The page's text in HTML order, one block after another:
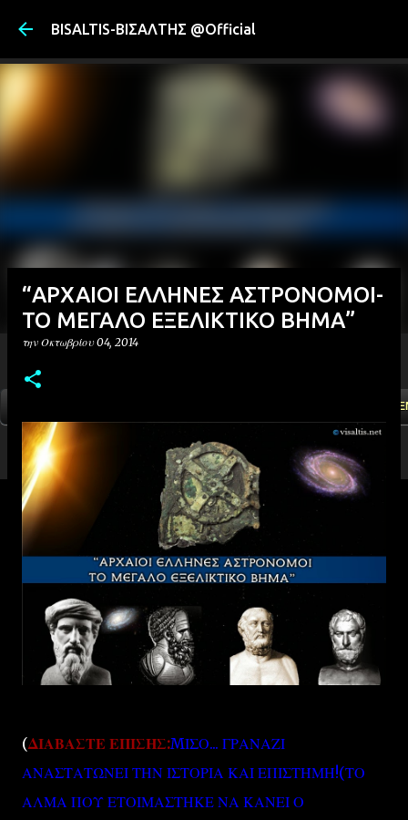
BISALTIS-ΒΙΣΑΛΤΗΣ @Official
“ΑΡΧΑΙΟΙ ΕΛΛΗΝΕΣ ΑΣΤΡΟΝΟΜΟΙ-
ΤΟ ΜΕΓΑΛΟ ΕΞΕΛΙΚΤΙΚΟ ΒΗΜΑ”
την Οκτωβρίου 04, 2014
(ΔΙΑΒΑΣΤΕ ΕΠΙΣΗΣ:MΙΣΟ... ΓΡΑΝΑΖΙ
ΑΝΑΣΤΑΤΩΝΕΙ ΤΗΝ ΙΣΤΟΡΙΑ ΚΑΙ ΕΠΙΣΤΉΜΗ!(ΤΟ
ΑΛΜΑ ΠΟΥ ΕΤΟΙΜΑΣΤΗΚΕ ΝΑ ΚΑΝΕΙ Ο